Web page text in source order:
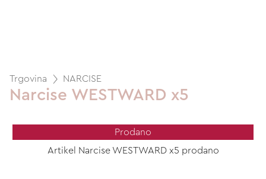
Trgovina NARCISE
Narcise WESTWARD x5
Prodano
Artikel Narcise WESTWARD x5 prodano